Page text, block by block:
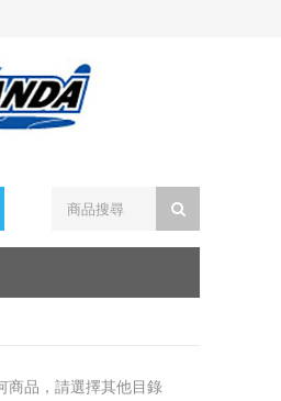
商品，請選擇其他目錄